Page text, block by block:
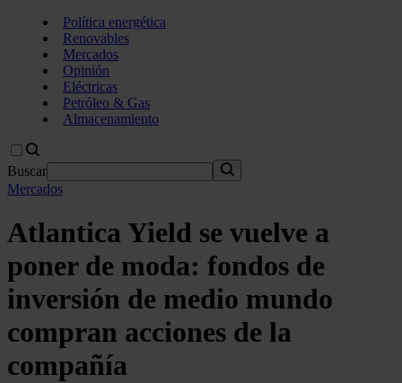
Política energética
Renovables
Mercados
Opinión
Eléctricas
Petróleo & Gas
Almacenamiento
Buscar
Mercados
Atlantica Yield se vuelve a
poner de moda: fondos de
inversión de medio mundo
compran acciones de la
compañía